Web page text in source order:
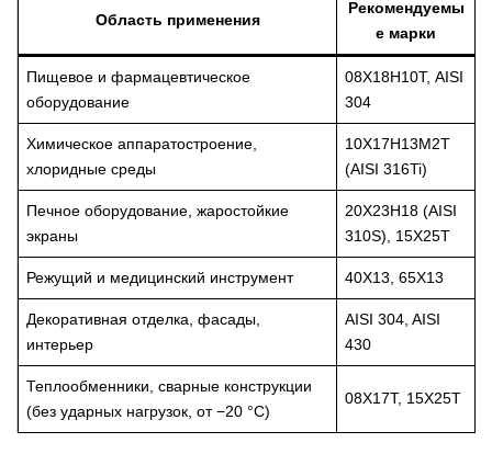
Область применения
Рекомендуемы
е марки
Пищевое и фармацевтическое
оборудование
08Х18Н10Т, AISI
304
Химическое аппаратостроение,
хлоридные среды
10Х17Н13М2Т
(AISI 316Ti)
Печное оборудование, жаростойкие
экраны
20Х23Н18 (AISI
310S), 15Х25Т
Режущий и медицинский инструмент 40Х13, 65Х13
Декоративная отделка, фасады,
интерьер
AISI 304, AISI
430
Теплообменники, сварные конструкции
(без ударных нагрузок, от −20 °С)
08Х17Т, 15Х25Т